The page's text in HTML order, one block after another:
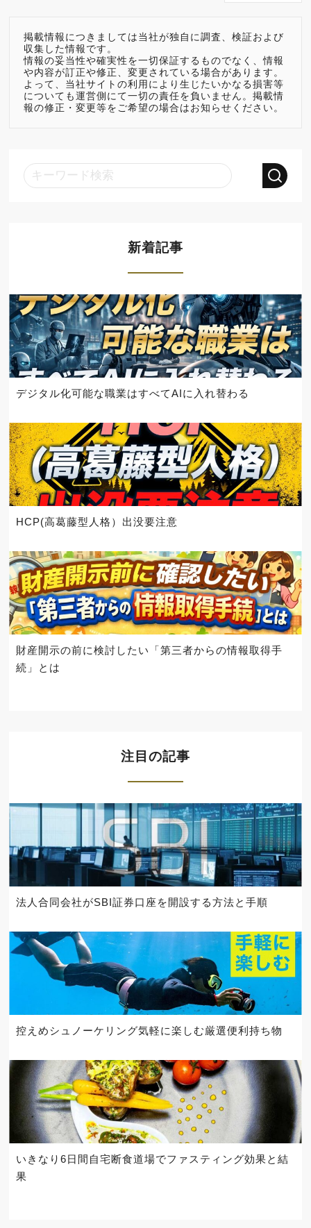
掲載情報につきましては当社が独自に調査、検証および
収集した情報です。
情報の妥当性や確実性を一切保証するものでなく、情報
や内容が訂正や修正、変更されている場合があります。
よって、当社サイトの利用により生じたいかなる損害等
についても運営側にて一切の責任を負いません。掲載情
報の修正・変更等をご希望の場合はお知らせください。
新着記事
デジタル化可能な職業はすべてAIに入れ替わる
HCP(高葛藤型人格）出没要注意
財産開示の前に検討したい「第三者からの情報取得手
続」とは
注目の記事
法人合同会社がSBI証券口座を開設する方法と手順
控えめシュノーケリング気軽に楽しむ厳選便利持ち物
いきなり6日間自宅断食道場でファスティング効果と結
果